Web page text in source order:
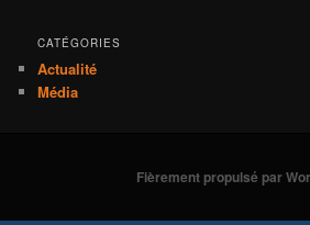
CATÉGORIES
Actualité
Média
Fièrement propulsé par